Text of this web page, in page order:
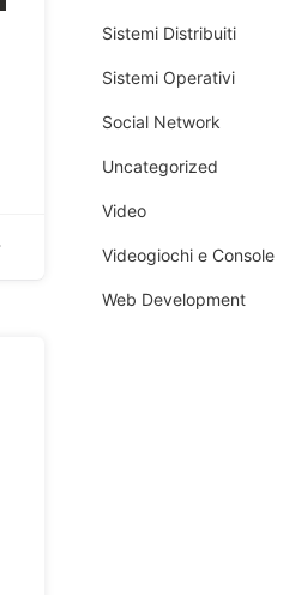
Sistemi Distribuiti
Sistemi Operativi
Social Network
Uncategorized
Video
Videogiochi e Console
Web Development